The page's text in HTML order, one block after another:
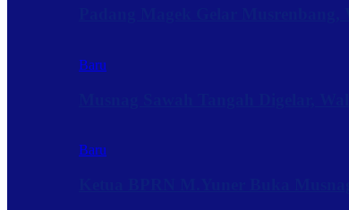
Baru
Baru